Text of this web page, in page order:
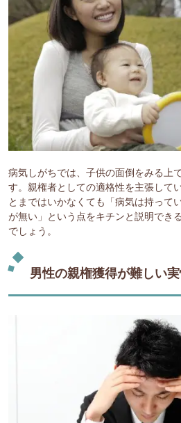
病気しがちでは、子供の面倒をみる上
す。親権者としての適格性を主張して
とまではいかなくても「病気は持って
が無い」という点をキチンと説明でき
でしょう。
男性の親権獲得が難しい